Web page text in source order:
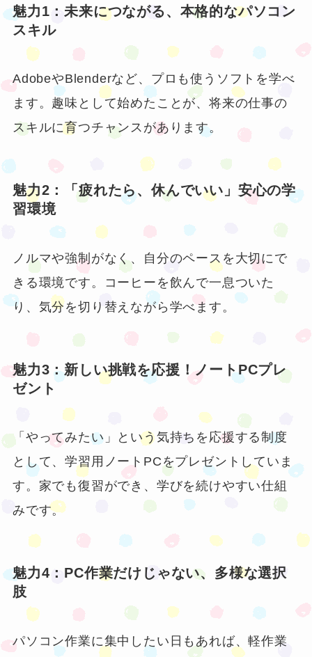
魅力1：未来につながる、本格的なパソコン
スキル
AdobeやBlenderなど、プロも使うソフトを学べ
ます。趣味として始めたことが、将来の仕事の
スキルに育つチャンスがあります。
魅力2：「疲れたら、休んでいい」安心の学
習環境
ノルマや強制がなく、自分のペースを大切にで
きる環境です。コーヒーを飲んで一息ついた
り、気分を切り替えながら学べます。
魅力3：新しい挑戦を応援！ノートPCプレ
ゼント
「やってみたい」という気持ちを応援する制度
として、学習用ノートPCをプレゼントしていま
す。家でも復習ができ、学びを続けやすい仕組
みです。
魅力4：PC作業だけじゃない、多様な選択
肢
パソコン作業に集中したい日もあれば、軽作業